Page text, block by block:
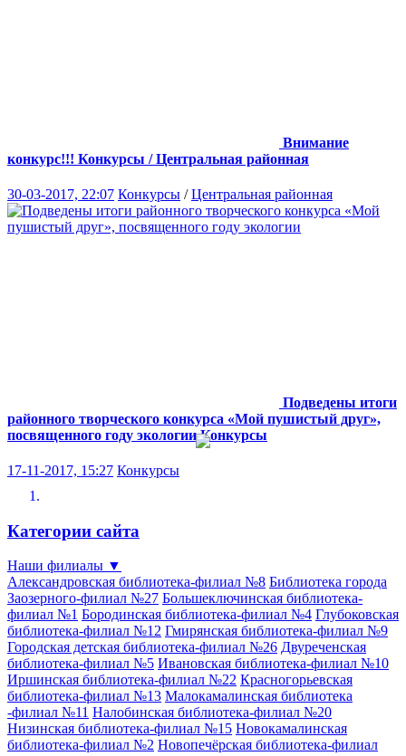
Внимание
конкурс!!! Конкурсы / Центральная районная
30-03-2017, 22:07 Конкурсы /Центральная районная
Подведены итоги
районного творческого конкурса «Мой пушистый друг»,
посвященного году экологии Конкурсы
17-11-2017, 15:27 Конкурсы
Категории сайта
Наши филиалы ▼
Александровская библиотека-филиал №8 Библиотека города
Заозерного-филиал №27 Большеключинская библиотека-
филиал №1 Бородинская библиотека-филиал №4 Глубоковская
библиотека-филиал №12 Гмирянская библиотека-филиал №9
Городская детская библиотека-филиал №26 Двуреченская
библиотека-филиал №5 Ивановская библиотека-филиал №10
Иршинская библиотека-филиал №22 Красногорьевская
библиотека-филиал №13 Малокамалинская библиотека
-филиал №11 Налобинская библиотека-филиал №20
Низинская библиотека-филиал №15 Новокамалинская
библиотека-филиал №2 Новопечёрская библиотека-филиал